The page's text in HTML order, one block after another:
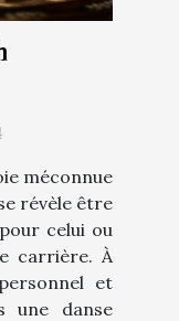
méconnue
révèle être
celui ou
carrière. À
et
une danse